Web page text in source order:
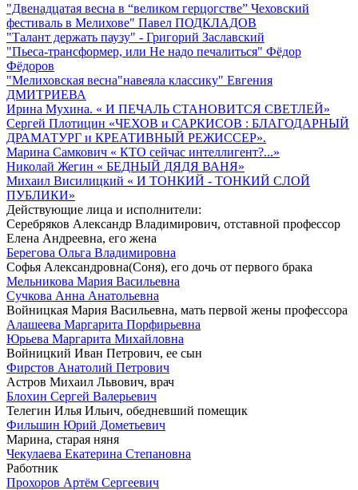
"Двенадцатая весна в “великом герцогстве” Чеховский
фестиваль в Мелихове" Павел ПОДКЛАДОВ
"Талант держать паузу" - Григорий Заславский
"Пьеса-трансформер, или Не надо печалиться" Фёдор
Фёдоров
"Мелиховская весна"навеяла классику" Евгения
ДМИТРИЕВА
Ирина Мухина. « И ПЕЧАЛЬ СТАНОВИТСЯ СВЕТЛЕЙ»
Сергей Плотицин «ЧЕХОВ и САРКИСОВ : БЛАГОДАРНЫЙ
ДРАМАТУРГ и КРЕАТИВНЫЙ РЕЖИССЕР».
Марина Самкович « КТО сейчас интеллигент?...»
Николай Жегин « БЕДНЫЙ ДЯДЯ ВАНЯ»
Михаил Висилицкий « И ТОНКИЙ - ТОНКИЙ СЛОЙ
ПУБЛИКИ»
Действующие лица и исполнители:
Серебряков Александр Владимирович, отставной профессор
Елена Андреевна, его жена
Берегова Ольга Владимировна
Софья Александровна(Соня), его дочь от первого брака
Мельникова Мария Васильевна
Сучкова Анна Анатольевна
Войницкая Мария Васильевна, мать первой жены профессора
Алашеева Маргарита Порфирьевна
Юрьева Маргарита Михайловна
Войницкий Иван Петрович, ее сын
Фирстов Анатолий Петрович
Астров Михаил Львович, врач
Блохин Сергей Валерьевич
Телегин Илья Ильич, обедневший помещик
Фильшин Юрий Дометьевич
Марина, старая няня
Чекулаева Екатерина Степановна
Работник
Прохоров Артём Сергеевич